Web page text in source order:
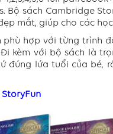
Bộ sách Cambridge
mắt, giúp cho các
hợp với từng trình
kèm với bộ sách là
đúng lứa tuổi của bé,